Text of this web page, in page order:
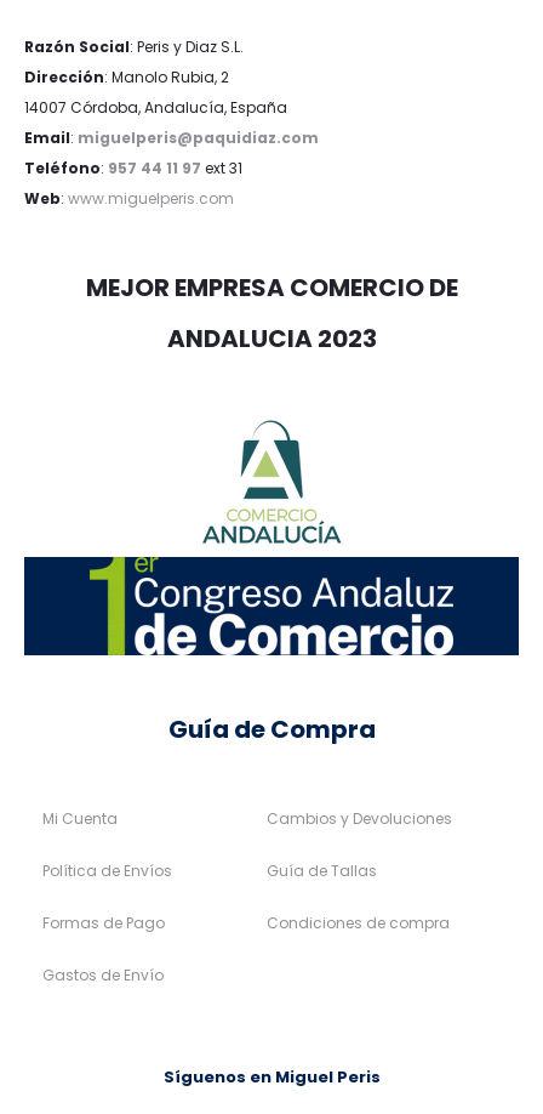
Razón Social: Peris y Diaz S.L.
Dirección: Manolo Rubia, 2
14007 Córdoba, Andalucía, España
Email: miguelperis@paquidiaz.com
Teléfono: 957 44 11 97 ext 31
Web: www.miguelperis.com
MEJOR EMPRESA COMERCIO DE
ANDALUCIA 2023
Guía de Compra
Mi Cuenta
Política de Envíos
Formas de Pago
Gastos de Envío
Cambios y Devoluciones
Guía de Tallas
Condiciones de compra
Síguenos en Miguel Peris